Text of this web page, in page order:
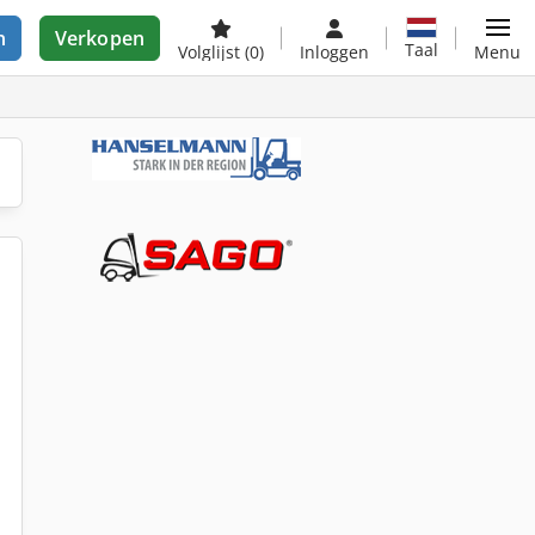
Verkopen
Volglijst (0) Inloggen Taal Menu